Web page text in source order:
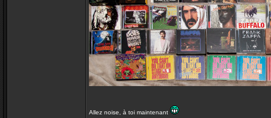
Allez noise, à toi maintenant